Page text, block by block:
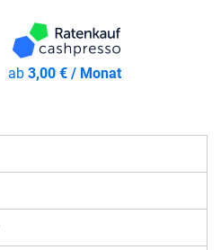
ab3,00 € / Monat